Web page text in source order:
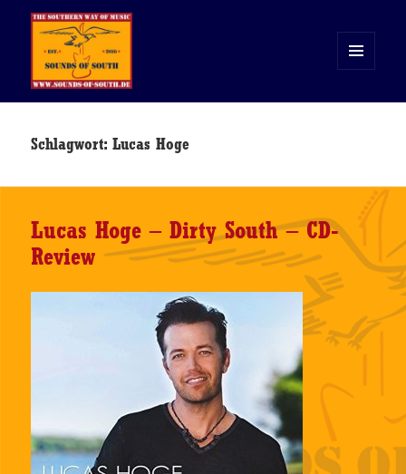
WIDGETS
Schlagwort:Lucas Hoge
Lucas Hoge – Dirty South – CD-
Review